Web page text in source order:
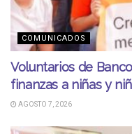
COMUNICADOS
Voluntarios de
finanzas a niñas y
AGOSTO 7, 2026